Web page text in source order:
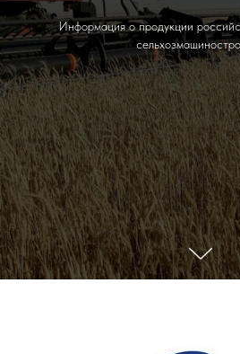
Информация о продукции